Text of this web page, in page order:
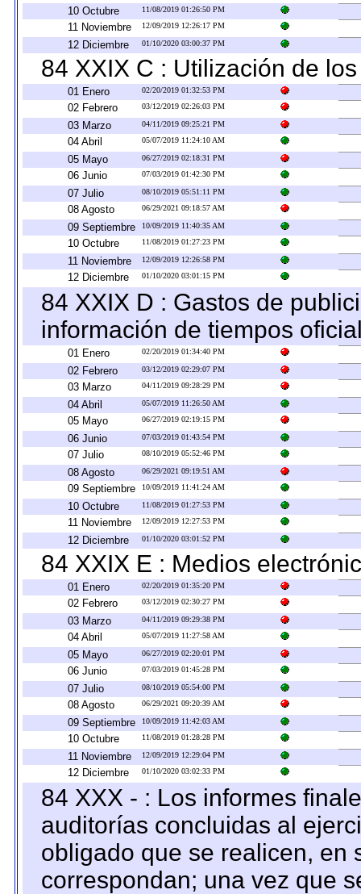
10 Octubre 11/08/2019 01:26:50 PM
11 Noviembre 12/09/2019 12:26:17 PM
12 Diciembre 01/10/2020 03:00:37 PM
84 XXIX C : Utilización de
01 Enero 02/20/2019 01:32:53 PM
02 Febrero 03/12/2019 02:26:03 PM
03 Marzo 04/11/2019 09:25:21 PM
04 Abril 05/07/2019 11:24:10 AM
05 Mayo 06/27/2019 02:18:31 PM
06 Junio 07/03/2019 01:42:30 PM
07 Julio 08/10/2019 05:51:11 PM
08 Agosto 06/29/2021 09:18:57 AM
09 Septiembre 10/09/2019 11:40:35 AM
10 Octubre 11/08/2019 01:27:23 PM
11 Noviembre 12/09/2019 12:26:58 PM
12 Diciembre 01/10/2020 03:01:15 PM
84 XXIX D : Gastos de
información de tiempos
01 Enero 02/20/2019 01:34:40 PM
02 Febrero 03/12/2019 02:29:07 PM
03 Marzo 04/11/2019 09:28:29 PM
04 Abril 05/07/2019 11:26:50 AM
05 Mayo 06/27/2019 02:19:15 PM
06 Junio 07/03/2019 01:43:54 PM
07 Julio 08/10/2019 05:52:46 PM
08 Agosto 06/29/2021 09:19:51 AM
09 Septiembre 10/09/2019 11:41:24 AM
10 Octubre 11/08/2019 01:27:53 PM
11 Noviembre 12/09/2019 12:27:53 PM
12 Diciembre 01/10/2020 03:01:52 PM
84 XXIX E : Medios
01 Enero 02/20/2019 01:35:20 PM
02 Febrero 03/12/2019 02:30:27 PM
03 Marzo 04/11/2019 09:29:38 PM
04 Abril 05/07/2019 11:27:58 AM
05 Mayo 06/27/2019 02:20:01 PM
06 Junio 07/03/2019 01:45:28 PM
07 Julio 08/10/2019 05:54:00 PM
08 Agosto 06/29/2021 09:20:39 AM
09 Septiembre 10/09/2019 11:42:03 AM
10 Octubre 11/08/2019 01:28:28 PM
11 Noviembre 12/09/2019 12:29:04 PM
12 Diciembre 01/10/2020 03:02:33 PM
84 XXX - : Los informes
auditorías concluidas al
obligado que se realicen, en
correspondan; una vez que